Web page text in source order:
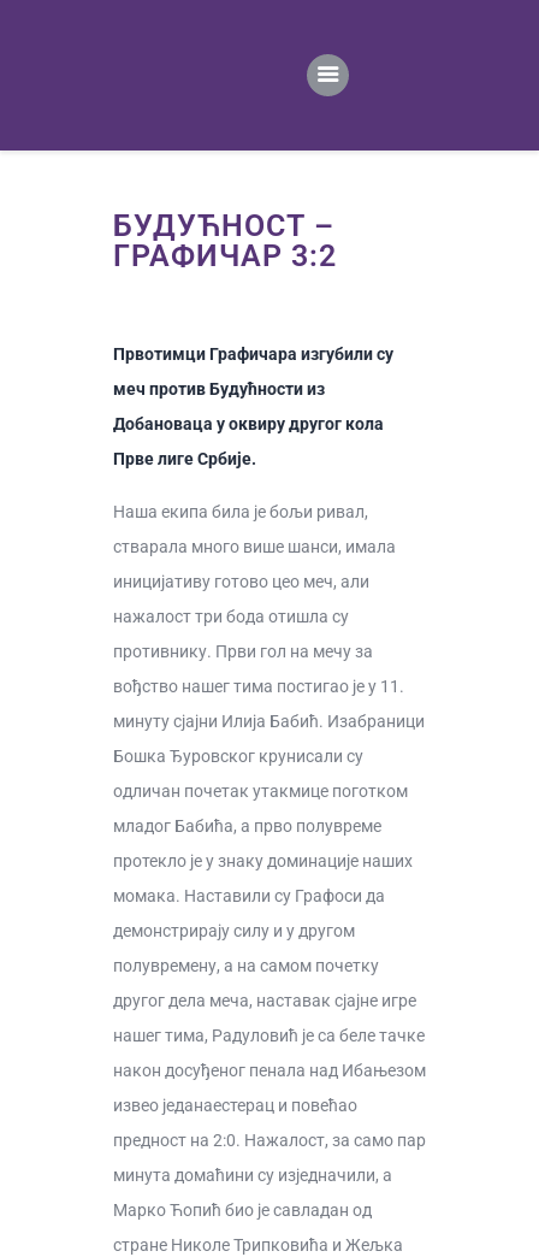
ПРОДАВНИЦА
КОНТАКТ
БУДУЋНОСТ –
ГРАФИЧАР 3:2
Првотимци Графичара изгубили су
меч против Будућности из
Добановаца у оквиру другог кола
Прве лиге Србије.
Наша екипа била је бољи ривал,
стварала много више шанси, имала
иницијативу готово цео меч, али
нажалост три бода отишла су
противнику. Први гол на мечу за
вођство нашег тима постигао је у 11.
минуту сјајни Илија Бабић. Изабраници
Бошка Ђуровског крунисали су
одличан почетак утакмице поготком
младог Бабића, а прво полувреме
протекло је у знаку доминације наших
момака. Наставили су Графоси да
демонстрирају силу и у другом
полувремену, а на самом почетку
другог дела меча, наставак сјајне игре
нашег тима, Радуловић је са беле тачке
након досуђеног пенала над Ибањезом
извео једанаестерац и повећао
предност на 2:0. Нажалост, за само пар
минута домаћини су изједначили, а
Марко Ћопић био је савладан од
стране Николе Трипковића и Жељка